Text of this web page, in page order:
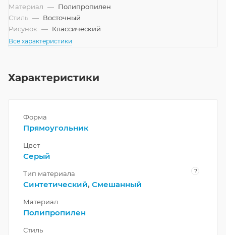
Материал — Полипропилен
Стиль — Восточный
Рисунок — Классический
Все характеристики
Характеристики
Форма
Прямоугольник
Цвет
Серый
Тип материала ?
Синтетический, Смешанный
Материал
Полипропилен
Стиль